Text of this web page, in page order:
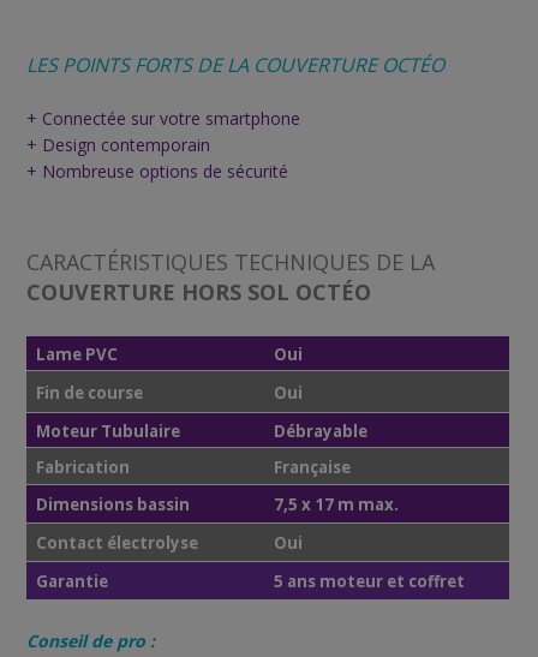
LES POINTS FORTS DE LA COUVERTURE OCTÉO
+ Connectée sur votre smartphone
+ Design contemporain
+ Nombreuse options de sécurité
CARACTÉRISTIQUES TECHNIQUES DE LA
COUVERTURE HORS SOL OCTÉO
Lame PVC
Oui
Fin de course
Oui
Moteur Tubulaire
Débrayable
Fabrication
Française
Dimensions bassin
7,5 x 17 m max.
Contact électrolyse
Oui
Garantie
5 ans moteur et coffret
Conseil de pro :